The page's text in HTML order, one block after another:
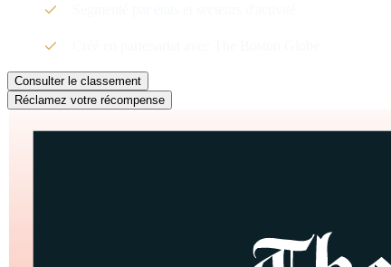
Consulter le classement
Réclamez votre récompense